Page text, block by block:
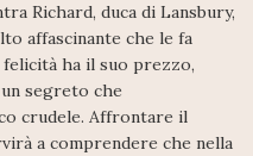
Richard, duca di Lansbury,
affascinante che le fa
ha il suo prezzo,
segreto che
crudele. Affrontare il
a comprendere che nella